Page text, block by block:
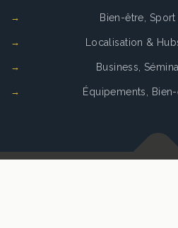
Bien-être, Sport
Localisation &
Business,
Équipements,